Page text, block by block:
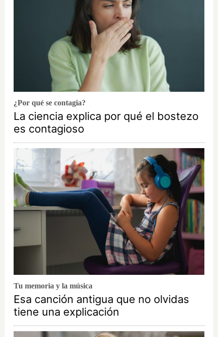
¿Por qué se contagia?
La ciencia explica por qué el bostezo
es contagioso
Tu memoria y la música
Esa canción antigua que no olvidas
tiene una explicación